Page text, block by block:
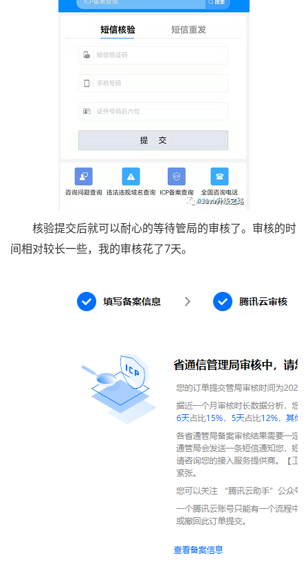
核验提交后就可以耐心的等待管局的审核了。审核的时
间相对较长一些，我的审核花了7天。